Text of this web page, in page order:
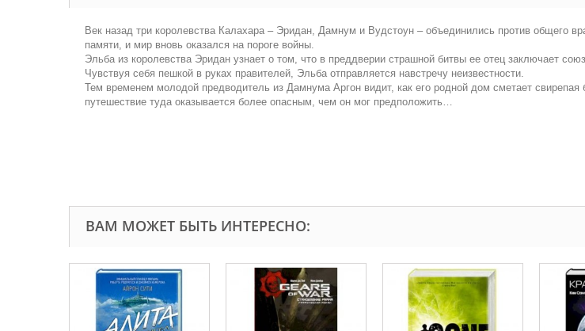
Век назад три королевства Калахара – Эридан, Дамнум и Вудстоун – объединились против общего
памяти, и мир вновь оказался на пороге войны.
Эльба из королевства Эридан узнает о том, что в преддверии страшной битвы ее отец заключает
Чувствуя себя пешкой в руках правителей, Эльба отправляется навстречу неизвестности.
Тем временем молодой предводитель из Дамнума Аргон видит, как его родной дом сметает
путешествие туда оказывается более опасным, чем он мог предположить…
ВАМ МОЖЕТ БЫТЬ ИНТЕРЕСНО: